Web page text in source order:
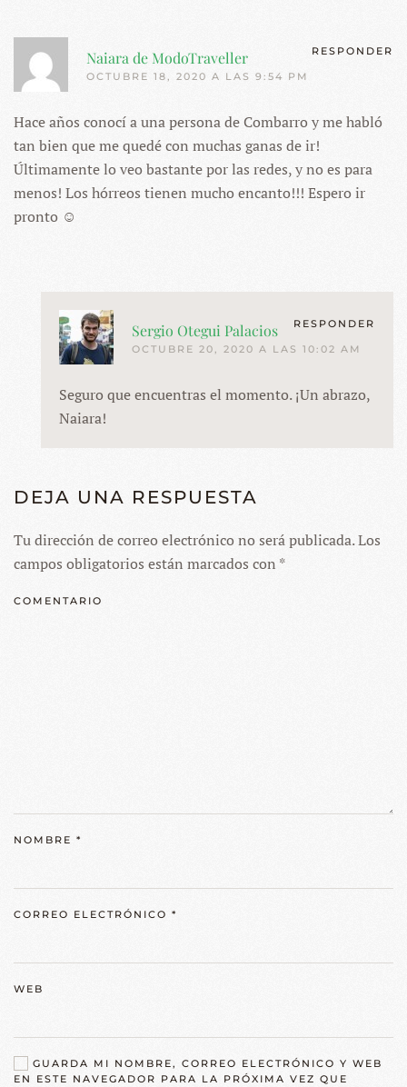
Naiara de ModoTraveller
OCTUBRE 18, 2020 A LAS 9:54 PM
RESPONDER
Hace años conocí a una persona de Combarro y me habló
tan bien que me quedé con muchas ganas de ir!
Últimamente lo veo bastante por las redes, y no es para
menos! Los hórreos tienen mucho encanto!!! Espero ir
pronto ☺️
Sergio Otegui Palacios
OCTUBRE 20, 2020 A LAS 10:02 AM
RESPONDER
Seguro que encuentras el momento. ¡Un abrazo,
Naiara!
DEJA UNA RESPUESTA
Tu dirección de correo electrónico no será publicada. Los
campos obligatorios están marcados con *
COMENTARIO
NOMBRE *
CORREO ELECTRÓNICO *
WEB
GUARDA MI NOMBRE, CORREO ELECTRÓNICO Y WEB
EN ESTE NAVEGADOR PARA LA PRÓXIMA VEZ QUE